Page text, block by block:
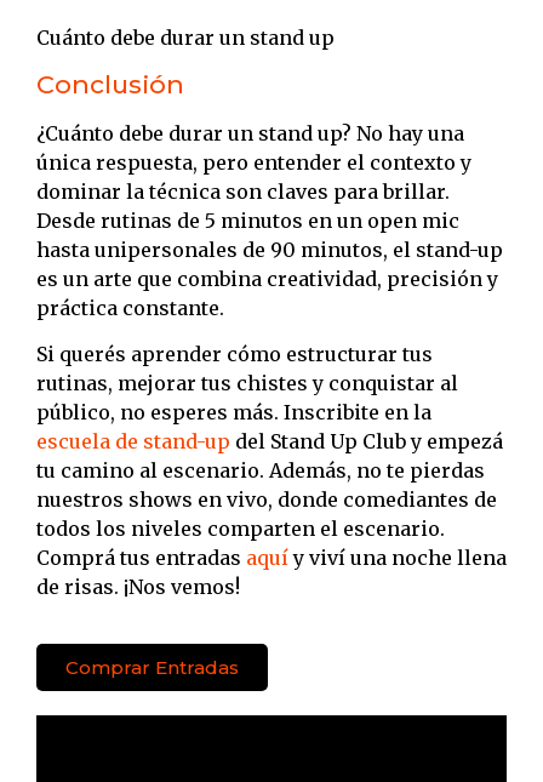
Cuánto debe durar un stand up
Conclusión
¿Cuánto debe durar un stand up? No hay una
única respuesta, pero entender el contexto y
dominar la técnica son claves para brillar.
Desde rutinas de 5 minutos en un open mic
hasta unipersonales de 90 minutos, el stand-up
es un arte que combina creatividad, precisión y
práctica constante.
Si querés aprender cómo estructurar tus
rutinas, mejorar tus chistes y conquistar al
público, no esperes más. Inscribite en la
escuela de stand-up del Stand Up Club y empezá
tu camino al escenario. Además, no te pierdas
nuestros shows en vivo, donde comediantes de
todos los niveles comparten el escenario.
Comprá tus entradas aquíy viví una noche llena
de risas. ¡Nos vemos!
Comprar Entradas